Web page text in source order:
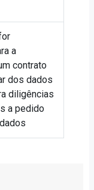
a
contrato
dos dados
diligências
a pedido